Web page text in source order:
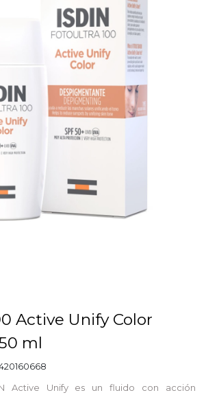
Active Unify Color
ml
Active Unify es un fluido con acción